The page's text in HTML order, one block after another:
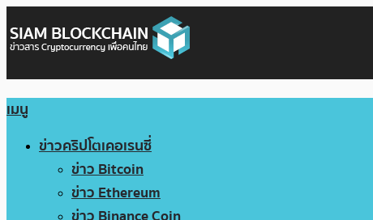
เมนู
ข่าวคริปโตเคอเรนซี่
ข่าว Bitcoin
ข่าว Ethereum